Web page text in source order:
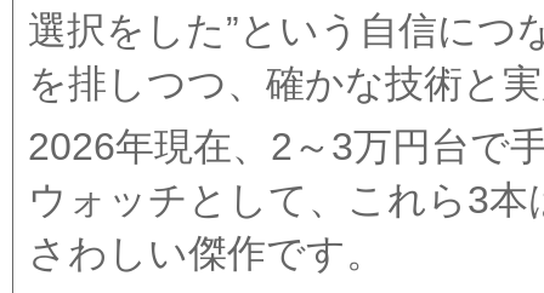
選択をした”という自信につ
を排しつつ、確かな技術と
2026年現在、2～3万円台で
ウォッチとして、これら3本
さわしい傑作です。